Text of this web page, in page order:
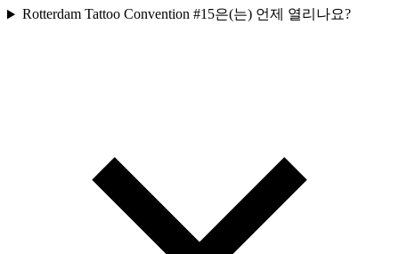
Rotterdam Tattoo Convention #15은(는) 언제 열리나요?